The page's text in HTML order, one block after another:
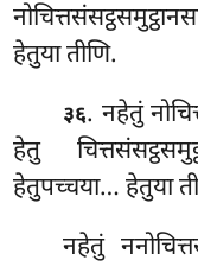
हेतुया तीणि.
३६. नहेतुं
हेतु
हेतुपच्चया… हेतुया
नहेतुं